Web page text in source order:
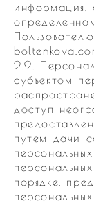
информация,
2.9.
субъектом
доступ
путем дачи
порядке,